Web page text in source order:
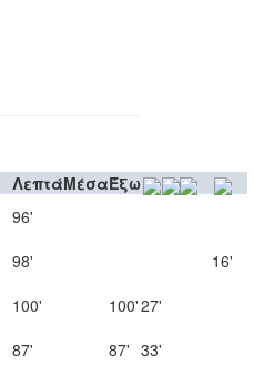
ΛεπτάΜέσαΈξω
96'
98'
16'
100' 100'27'
87' 87' 33'